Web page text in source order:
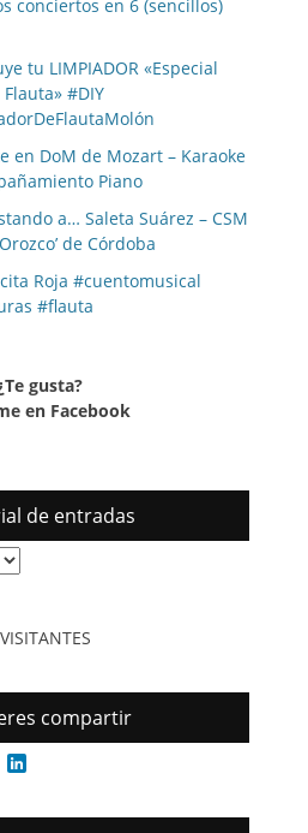
conciertos en 6 (sencillos)
tu LIMPIADOR «Especial
#DIY
en DoM de Mozart – Karaoke
Piano
a… Saleta Suárez – CSM
de Córdoba
Roja #cuentomusical
#flauta
gusta?
en Facebook
de entradas
VISITANTES
compartir
WordPress